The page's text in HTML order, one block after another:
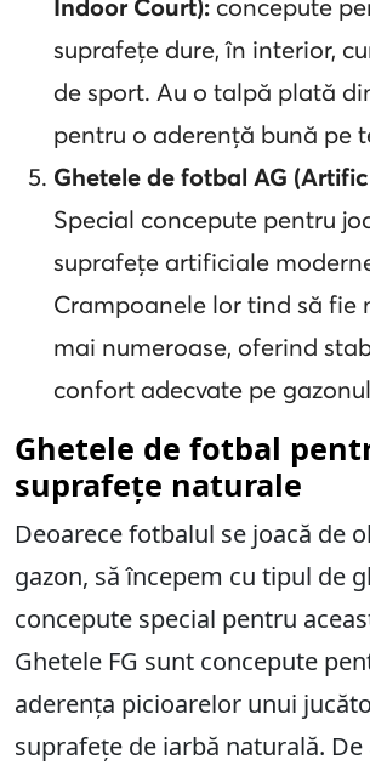
Indoor Court): concepute
suprafețe dure, în interior,
de sport. Au o talpă plată
pentru o aderență bună pe
Ghetele de fotbal AG
Special concepute pentru
suprafețe artificiale
Crampoanele lor tind să fie
mai numeroase, oferind
confort adecvate pe
Ghetele de fotbal
suprafețe naturale
Deoarece fotbalul se joacă de
gazon, să începem cu tipul de
concepute special pentru
Ghetele FG sunt concepute
aderența picioarelor unui
suprafețe de iarbă naturală. De